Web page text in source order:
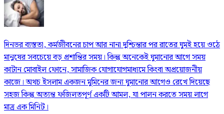
দিনভর ব্যস্ততা, কর্মজীবনের চাপ আর নানা দুশ্চিন্তার পর রাতের ঘুমই হয়ে ওঠে
মানুষের সবচেয়ে বড় প্রশান্তির সময়। কিন্তু অনেকেই ঘুমানোর আগে সময়
কাটান মোবাইল ফোনে, সামাজিক যোগাযোগমাধ্যমে কিংবা অপ্রয়োজনীয়
কাজে। অথচ ইসলাম একজন মুমিনের জন্য ঘুমানোর আগেও রেখে দিয়েছে
সহজ কিন্তু অত্যন্ত ফজিলতপূর্ণ একটি আমল, যা পালন করতে সময় লাগে
মাত্র এক মিনিট।